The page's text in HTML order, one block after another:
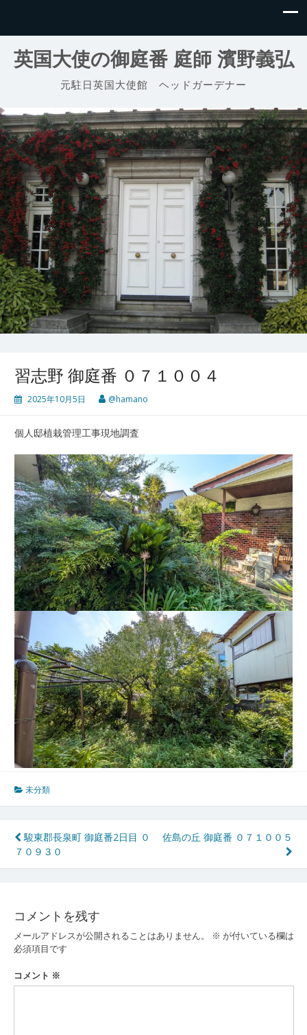
英国大使の御庭番 庭師 濱野義弘
元駐日英国大使館 ヘッドガーデナー
習志野 御庭番 ０７１００４
2025年10月5日 @hamano
個人邸植栽管理工事現地調査
未分類
投
稿
ビ
ゲ
ー
シ
駿東郡長泉町 御庭番2日目 ０
７０９３０
佐島の丘 御庭番 ０７１００５
コメントを残す
メールアドレスが公開されることはありません。 ※ が付いている欄は
必須項目です
コメント ※